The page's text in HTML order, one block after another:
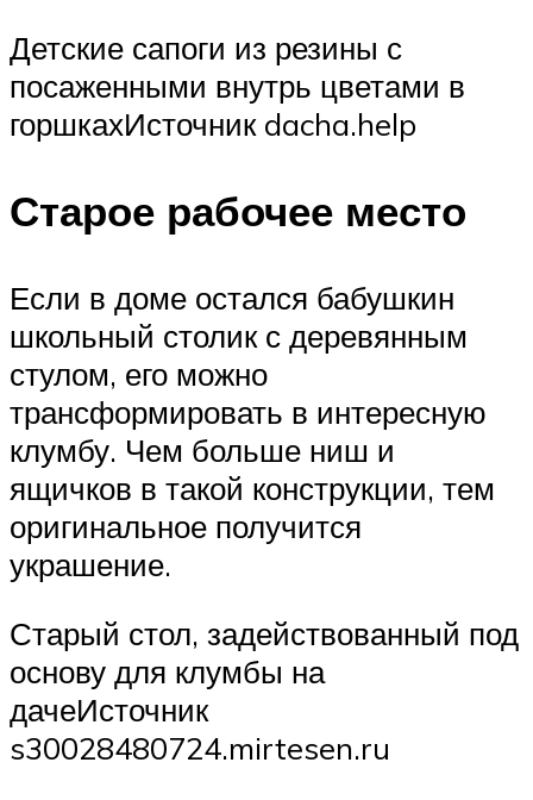
Детские сапоги из резины с
посаженными внутрь цветами в
горшкахИсточник dacha.help
Старое рабочее место
Если в доме остался бабушкин
школьный столик с деревянным
стулом, его можно
трансформировать в интересную
клумбу. Чем больше ниш и
ящичков в такой конструкции, тем
оригинальное получится
украшение.
Старый стол, задействованный под
основу для клумбы на
дачеИсточник
s30028480724.mirtesen.ru